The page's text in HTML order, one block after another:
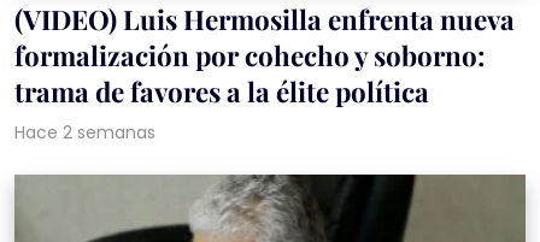
(VIDEO) Luis Hermosilla enfrenta nueva
formalización por cohecho y soborno:
trama de favores a la élite política
Hace 2 semanas